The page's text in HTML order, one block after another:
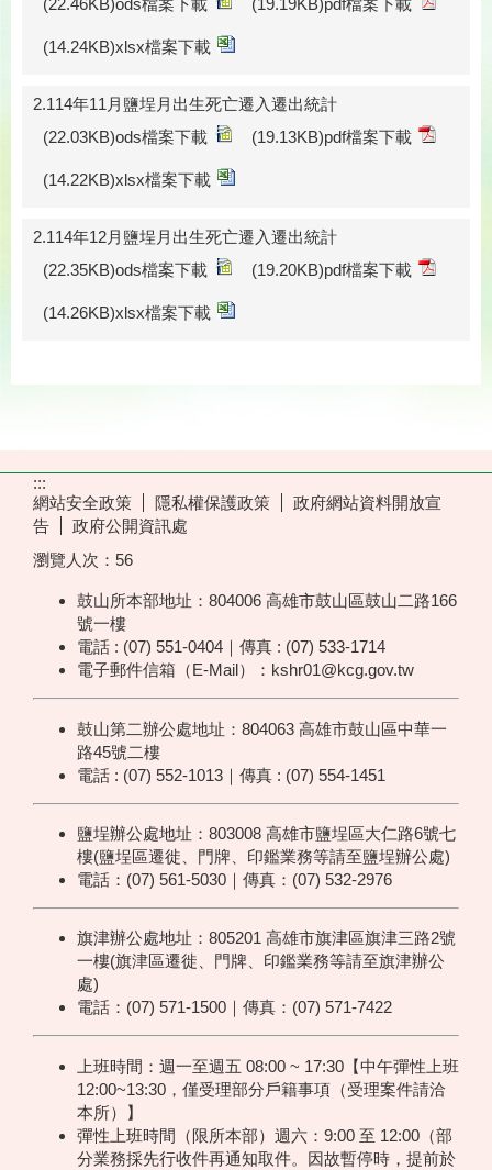
(22.46KB)ods檔案下載
(19.19KB)pdf檔案下載
(14.24KB)xlsx檔案下載
2.114年11月鹽埕月出生死亡遷入遷出統計
(22.03KB)ods檔案下載
(19.13KB)pdf檔案下載
(14.22KB)xlsx檔案下載
2.114年12月鹽埕月出生死亡遷入遷出統計
(22.35KB)ods檔案下載
(19.20KB)pdf檔案下載
(14.26KB)xlsx檔案下載
:::
網站安全政策
隱私權保護政策
政府網站資料開放宣
告
政府公開資訊處
瀏覽人次： 56
鼓山所本部地址：804006 高雄市鼓山區鼓山二路166
號一樓
電話 : (07) 551-0404｜傳真 : (07) 533-1714
電子郵件信箱（E-Mail）：kshr01@kcg.gov.tw
鼓山第二辦公處地址：804063 高雄市鼓山區中華一
路45號二樓
電話 : (07) 552-1013｜傳真 : (07) 554-1451
鹽埕辦公處地址：803008 高雄市鹽埕區大仁路6號七
樓(鹽埕區遷徙、門牌、印鑑業務等請至鹽埕辦公處)
電話：(07) 561-5030｜傳真：(07) 532-2976
旗津辦公處地址：805201 高雄市旗津區旗津三路2號
一樓(旗津區遷徙、門牌、印鑑業務等請至旗津辦公
處)
電話：(07) 571-1500｜傳真：(07) 571-7422
上班時間：週一至週五 08:00 ~ 17:30【中午彈性上班
12:00~13:30，僅受理部分戶籍事項（受理案件請洽
本所）】
彈性上班時間（限所本部）週六：9:00 至 12:00（部
分業務採先行收件再通知取件。因故暫停時，提前於